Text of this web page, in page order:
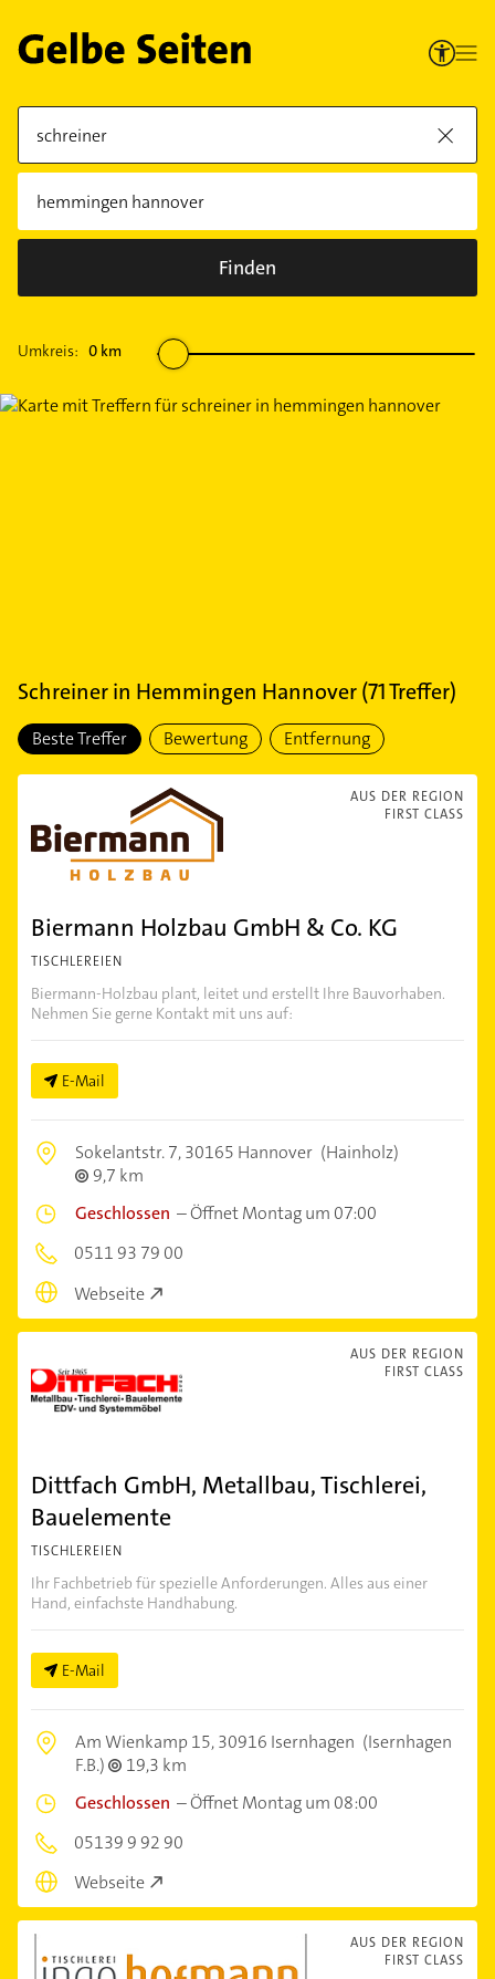
Finden
Umkreis: 0 km
Schreinerin Hemmingen Hannover(71Treffer)
Beste Treffer Bewertung Entfernung
AUS DER REGION
FIRST CLASS
Biermann Holzbau GmbH & Co. KG
TISCHLEREIEN
Biermann-Holzbau plant, leitet und erstellt Ihre Bauvorhaben.
Nehmen Sie gerne Kontakt mit uns auf:
E-Mail
Sokelantstr. 7,30165 Hannover (Hainholz)
9,7 km
Geschlossen –Öffnet Montag um 07:00
0511 93 79 00
Webseite
AUS DER REGION
FIRST CLASS
Dittfach GmbH, Metallbau, Tischlerei,
Bauelemente
TISCHLEREIEN
Ihr Fachbetrieb für spezielle Anforderungen. Alles aus einer
Hand, einfachste Handhabung.
E-Mail
Am Wienkamp 15,30916 Isernhagen (Isernhagen
F.B.)
19,3 km
Geschlossen –Öffnet Montag um 08:00
05139 9 92 90
Webseite
AUS DER REGION
FIRST CLASS